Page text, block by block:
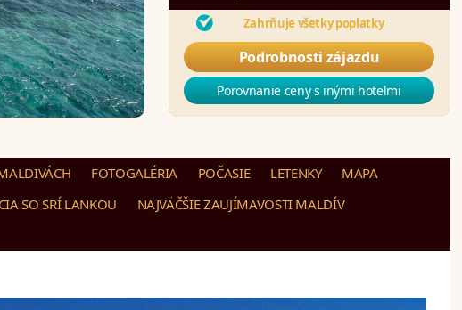
Zahrňuje všetky poplatky
Podrobnosti zájazdu
Porovnanie ceny s inými hotelmi
FOTOGALÉRIA POČASIE LETENKY
MAPA
SO SRÍ LANKOU
NAJVÄČŠIE ZAUJÍMAVOSTI MALDÍV